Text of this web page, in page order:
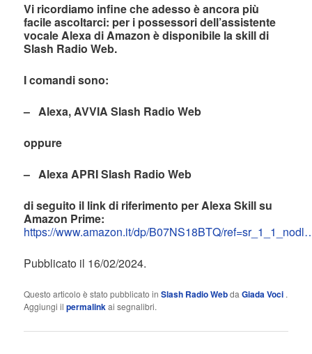
Vi ricordiamo infine che adesso è ancora più
facile ascoltarci: per i possessori dell’assistente
vocale Alexa di Amazon è disponibile la skill di
Slash Radio Web.
I comandi sono:
– Alexa, AVVIA Slash Radio Web
oppure
– Alexa APRI Slash Radio Web
di seguito il link di riferimento per Alexa Skill su
Amazon Prime:
https://www.amazon.it/dp/B07NS18BTQ/
Pubblicato il 16/02/2024.
Questo articolo è stato pubblicato inSlash Radio WebdaGiada Voci .
Aggiungi ilpermalinkai segnalibri.